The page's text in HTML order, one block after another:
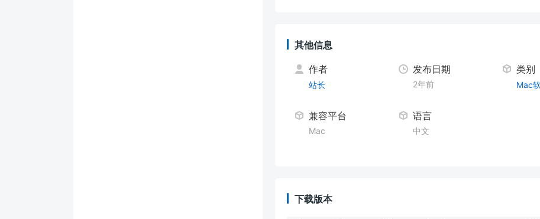
其他信息
作者
站长
发布日期
2年前
类别
Mac
兼容平台
Mac
语言
中文
下载版本